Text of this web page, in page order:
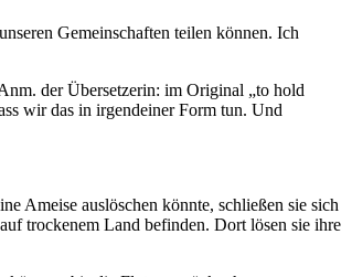
Gemeinschaften teilen können. Ich
der Übersetzerin: im Original „to hold
wir das in irgendeiner Form tun. Und
Ameise auslöschen könnte, schließen sie sich
trockenem Land befinden. Dort lösen sie ihre